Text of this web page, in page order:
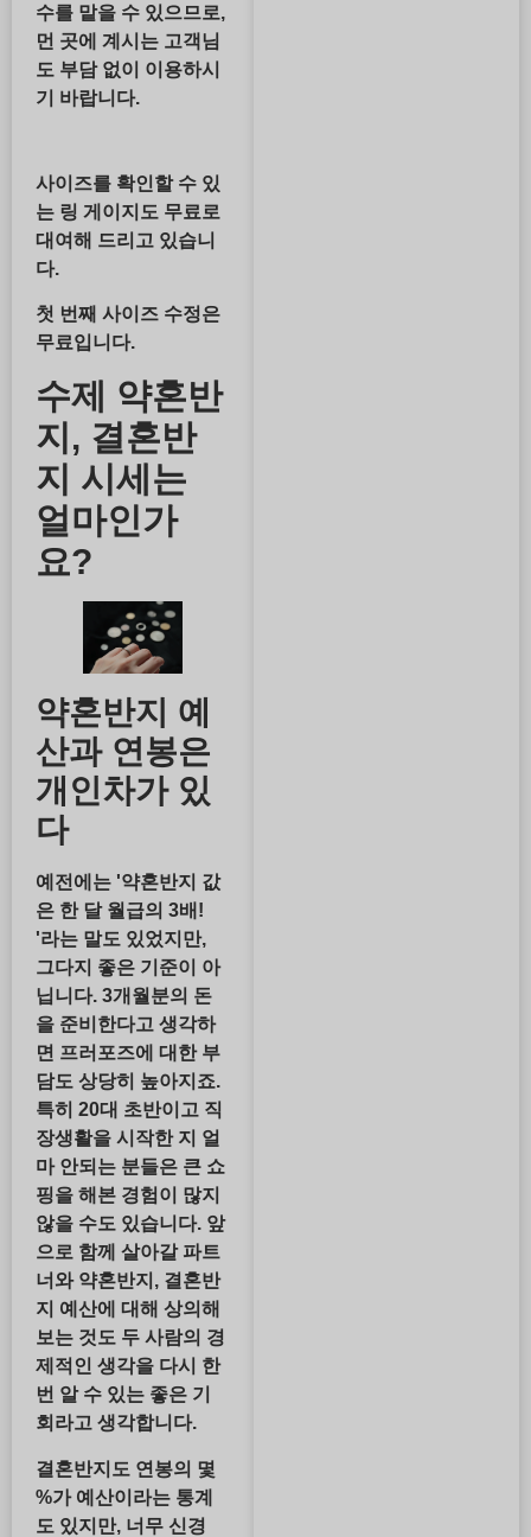
수를 맡을 수 있으므로,
먼 곳에 계시는 고객님
도 부담 없이 이용하시
기 바랍니다.
사이즈를 확인할 수 있
는 링 게이지도 무료로
대여해 드리고 있습니
다.
첫 번째 사이즈 수정은
무료입니다.
수제 약혼반
지, 결혼반
지 시세는
얼마인가
요?
약혼반지 예
산과 연봉은
개인차가 있
다
예전에는 '약혼반지 값
은 한 달 월급의 3배!
'라는 말도 있었지만,
그다지 좋은 기준이 아
닙니다. 3개월분의 돈
을 준비한다고 생각하
면 프러포즈에 대한 부
담도 상당히 높아지죠.
특히 20대 초반이고 직
장생활을 시작한 지 얼
마 안되는 분들은 큰 쇼
핑을 해본 경험이 많지
않을 수도 있습니다. 앞
으로 함께 살아갈 파트
너와 약혼반지, 결혼반
지 예산에 대해 상의해
보는 것도 두 사람의 경
제적인 생각을 다시 한
번 알 수 있는 좋은 기
회라고 생각합니다.
결혼반지도 연봉의 몇
%가 예산이라는 통계
도 있지만, 너무 신경